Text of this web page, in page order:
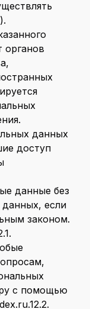
органов
данных
доступ
данные без
данных, если
законом.
с помощью